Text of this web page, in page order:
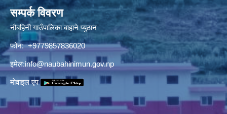
सम्पर्क विवरण
नौबहिनी गाउँपालिका बाहाने प्युठान
फोन: +9779857836020
इमेल:info@naubahinimun.gov.np
माेवाइल एप